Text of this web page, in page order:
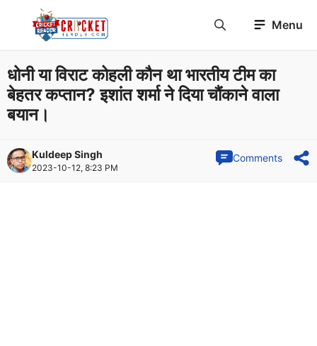
Menu
धोनी या विराट कोहली कौन था भारतीय टीम का
बेहतर कप्तान? इशांत शर्मा ने दिया चौंकाने वाला
बयान।
Kuldeep Singh
2023-10-12, 8:23 PM
Comments